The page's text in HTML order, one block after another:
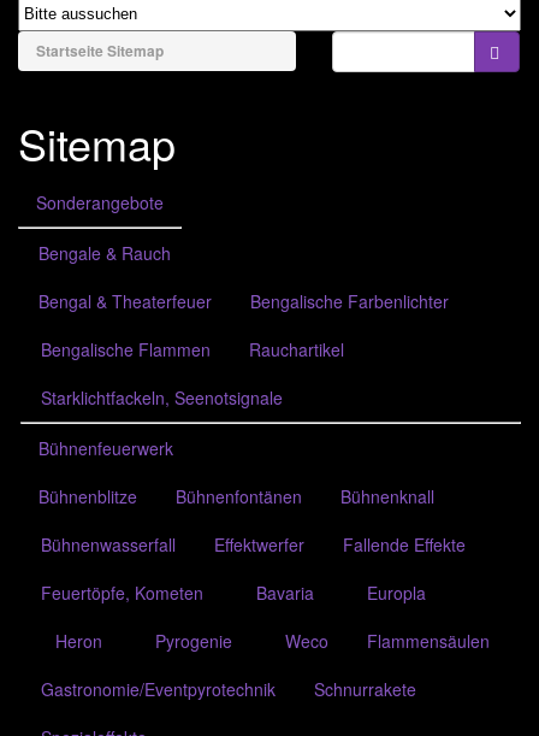
Bengale & Rauch
Batteriefeuerwerk
Verbundfeuerwerk
Bombenrohre/Einzelschuss
Raketen & Sortimente
Knaller & Co
Leuchtfeuerwerk
Party & Jugend
Feuer & Flamme
§7/27
Effektgeräte/Zubehör
Startseite Sitemap
Sitemap
Sonderangebote
Bengale & Rauch
Bengal & Theaterfeuer
Bengalische Farbenlichter
Bengalische Flammen
Rauchartikel
Starklichtfackeln, Seenotsignale
Bühnenfeuerwerk
Bühnenblitze
Bühnenfontänen
Bühnenknall
Bühnenwasserfall
Effektwerfer
Fallende Effekte
Feuertöpfe, Kometen
Bavaria
Europla
Heron
Pyrogenie Weco
Flammensäulen
Gastronomie/Eventpyrotechnik
Schnurrakete